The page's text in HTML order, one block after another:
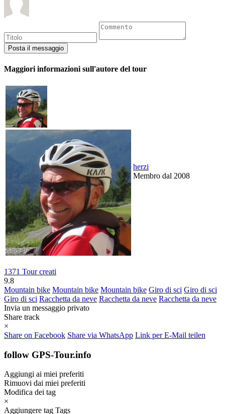
Maggiori informazioni sull'autore del tour
herzi
Membro dal 2008
1371 Tour creati
9.8
Mountain bike Mountain bike Mountain bike Giro di sci Giro di sci
Giro di sci Racchetta da neve Racchetta da neve Racchetta da neve
Invia un messaggio privato
Share track
×
Share on Facebook Share via WhatsApp Link per E-Mail teilen
follow GPS-Tour.info
Aggiungi ai miei preferiti
Rimuovi dai miei preferiti
Modifica dei tag
×
Aggiungere tag Tags